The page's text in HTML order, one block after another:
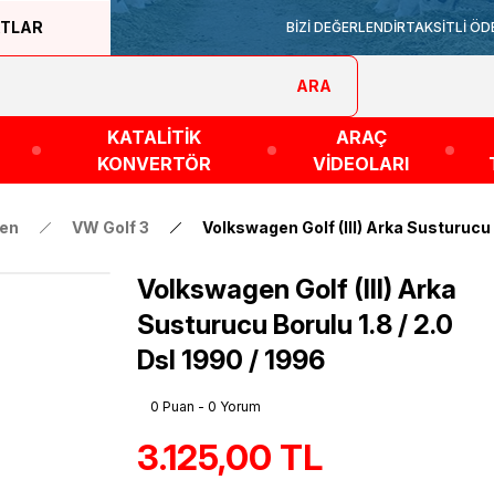
BİZİ DEĞERLENDİRTAKSİTLİ
ARA
KATALİTİK
KONVERTÖR
ARAÇ
VİDEOLARI
VW Golf 3 Volkswagen Golf (III) Arka
Volkswagen Golf (III) Arka
Susturucu Borulu 1.8 / 2.0
Dsl 1990 / 1996
0 Puan - 0 Yorum
3.125,00 TL